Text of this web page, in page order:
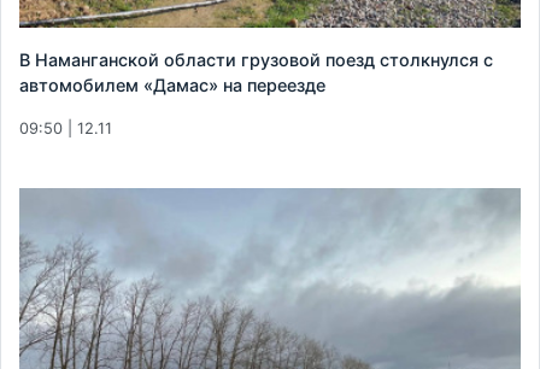
В Наманганской области грузовой поезд столкнулся с
автомобилем «Дамас» на переезде
09:50 | 12.11